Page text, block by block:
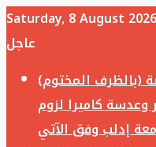
Saturday, 8 August 2026
عاجل
(بالظرف المختوم)
وعدسة كاميرا لزوم